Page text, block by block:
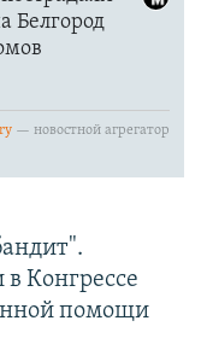
Конгрессе
помощи